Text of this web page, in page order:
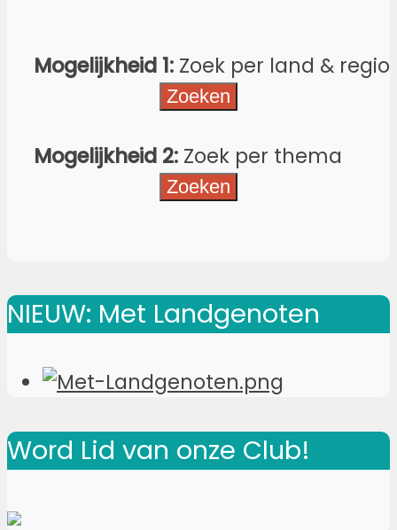
Mogelijkheid 1: Zoek per land & regio
Mogelijkheid 2: Zoek per thema
NIEUW: Met Landgenoten
Word Lid van onze Club!